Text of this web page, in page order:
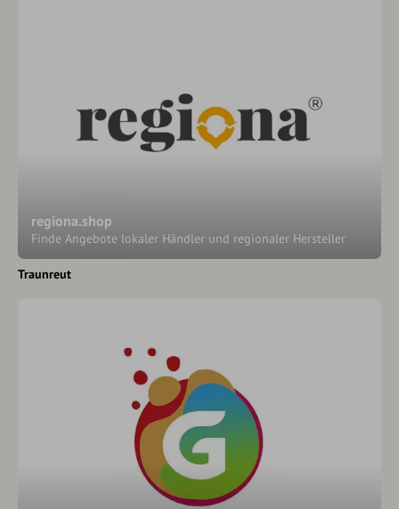
regiona.shop
Finde Angebote lokaler Händler und regionaler Hersteller
Traunreut